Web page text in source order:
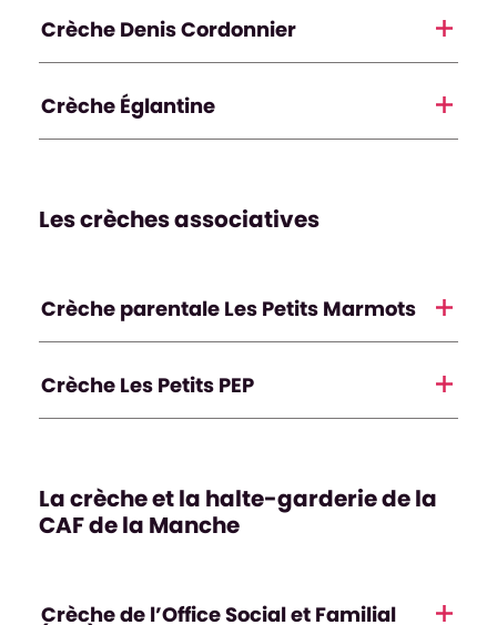
Crèche Denis Cordonnier
Crèche Églantine
Les crèches associatives
Crèche parentale Les Petits Marmots
Crèche Les Petits PEP
La crèche et la halte-garderie de la
CAF de la Manche
Crèche de l’Office Social et Familial